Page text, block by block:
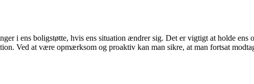
i ens boligstøtte, hvis ens situation ændrer sig. Det er vigtigt at holde ens
Ved at være opmærksom og proaktiv kan man sikre, at man fortsat